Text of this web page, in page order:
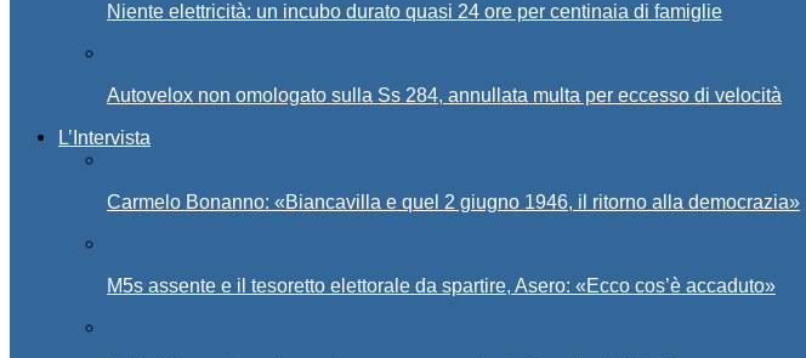
Niente elettricità: un incubo durato quasi 24 ore per centinaia di famiglie
Autovelox non omologato sulla Ss 284, annullata multa per eccesso di velocità
L’Intervista
Carmelo Bonanno: «Biancavilla e quel 2 giugno 1946, il ritorno alla democrazia»
M5s assente e il tesoretto elettorale da spartire, Asero: «Ecco cos’è accaduto»